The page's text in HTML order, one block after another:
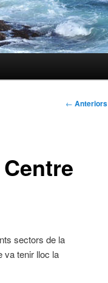
Navegació
← Anteriors
sectors de la
va tenir lloc la